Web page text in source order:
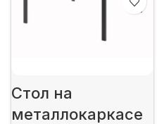
Стол на
металлокаркасе